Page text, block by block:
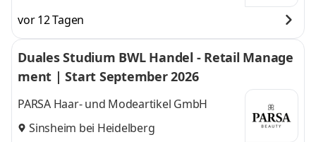
vor 12 Tagen
Duales Studium BWL Handel - Retail Manage
ment | Start September 2026
PARSA Haar- und Modeartikel GmbH
Sinsheim bei Heidelberg